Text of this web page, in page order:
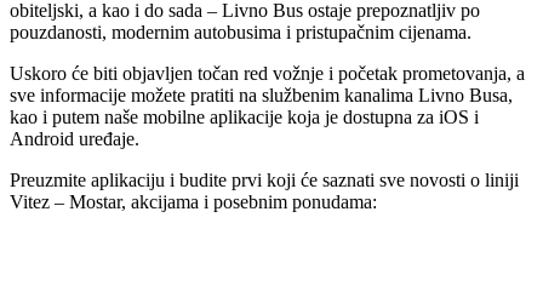
obiteljski, a kao i do sada – Livno Bus ostaje prepoznatljiv po
pouzdanosti, modernim autobusima i pristupačnim cijenama.
Uskoro će biti objavljen točan red vožnje i početak prometovanja, a
sve informacije možete pratiti na službenim kanalima Livno Busa,
kao i putem naše mobilne aplikacije koja je dostupna za iOS i
Android uređaje.
Preuzmite aplikaciju i budite prvi koji će saznati sve novosti o liniji
Vitez – Mostar, akcijama i posebnim ponudama: